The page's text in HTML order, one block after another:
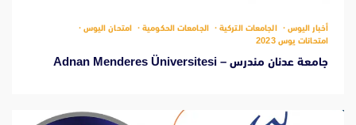
أخبار اليوس الجامعات التركية الجامعات الحكومية
امتحان اليوس
امتحانات يوس 2023
جامعة عدنان مندرس – Adnan Menderes Üniversitesi